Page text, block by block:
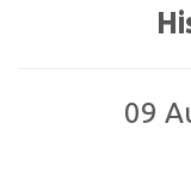
09